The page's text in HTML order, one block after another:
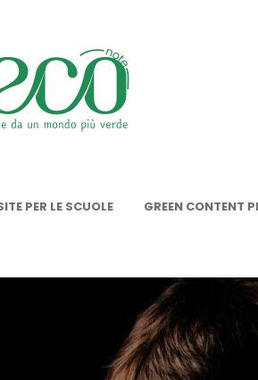
PER LE SCUOLE GREEN CONTENT